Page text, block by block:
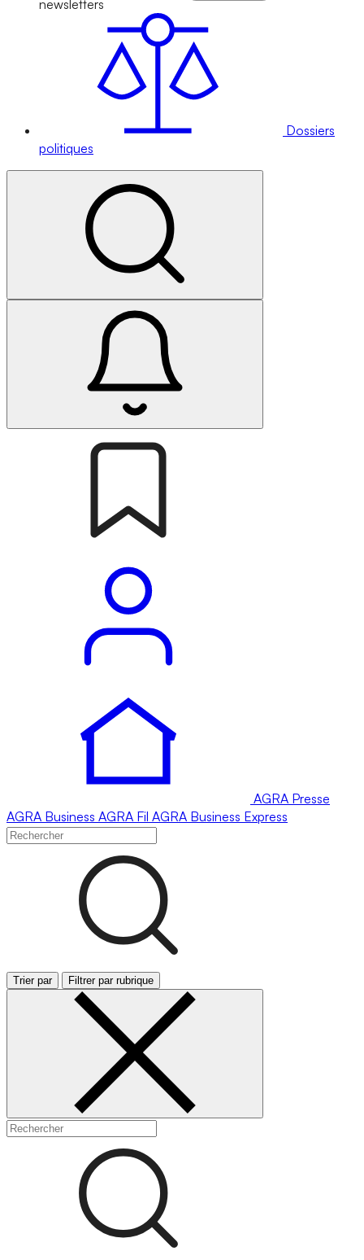
newsletters
Dossiers
politiques
AGRA Presse
AGRA Business AGRA Fil AGRA Business Express
Trier par Filtrer par rubrique